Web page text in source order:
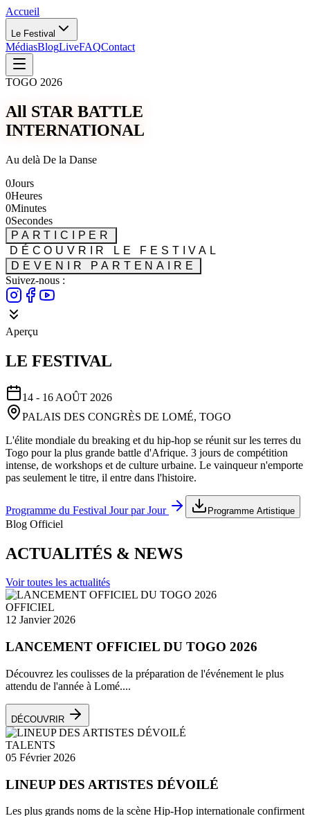
Accueil
Le Festival
MédiasBlogLiveFAQContact
TOGO 2026
All STAR BATTLE
INTERNATIONAL
Au delà De la Danse
0Jours
0Heures
0Minutes
0Secondes
PARTICIPER
DÉCOUVRIR LE FESTIVAL
DEVENIR PARTENAIRE
Suivez-nous :
Aperçu
LE FESTIVAL
14 - 16 AOÛT 2026
PALAIS DES CONGRÈS DE LOMÉ, TOGO
L'élite mondiale du breaking et du hip-hop se réunit sur les terres du
Togo pour la plus grande battle d'Afrique. 3 jours de compétition
intense, de workshops et de culture urbaine. Le vainqueur n'emporte
pas seulement le titre, il entre dans l'histoire.
Programme du Festival Jour par Jour Programme Artistique
Blog Officiel
ACTUALITÉS & NEWS
Voir toutes les actualités
OFFICIEL
12 Janvier 2026
LANCEMENT OFFICIEL DU TOGO 2026
Découvrez les coulisses de la préparation de l'événement le plus
attendu de l'année à Lomé....
DÉCOUVRIR
TALENTS
05 Février 2026
LINEUP DES ARTISTES DÉVOILÉ
Les plus grands noms de la scène Hip-Hop internationale confirment